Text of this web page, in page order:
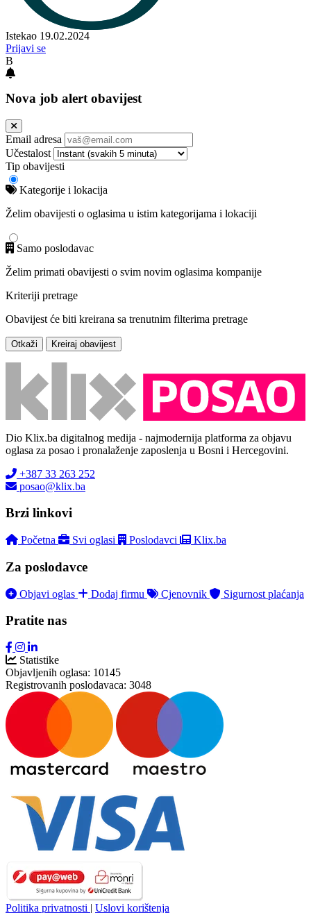
Istekao 19.02.2024
Prijavi se
B
Nova job alert obavijest
Email adresa
Učestalost
Tip obavijesti
Kategorije i lokacija
Želim obavijesti o oglasima u istim kategorijama i lokaciji
Samo poslodavac
Želim primati obavijesti o svim novim oglasima kompanije
Kriteriji pretrage
Obavijest će biti kreirana sa trenutnim filterima pretrage
Otkaži Kreiraj obavijest
Dio Klix.ba digitalnog medija - najmodernija platforma za objavu
oglasa za posao i pronalaženje zaposlenja u Bosni i Hercegovini.
+387 33 263 252
posao@klix.ba
Brzi linkovi
Početna Svi oglasi Poslodavci Klix.ba
Za poslodavce
Objavi oglas Dodaj firmu Cjenovnik Sigurnost plaćanja
Pratite nas
Statistike
Objavljenih oglasa: 10145
Registrovanih poslodavaca: 3048
Politika privatnosti | Uslovi korištenja